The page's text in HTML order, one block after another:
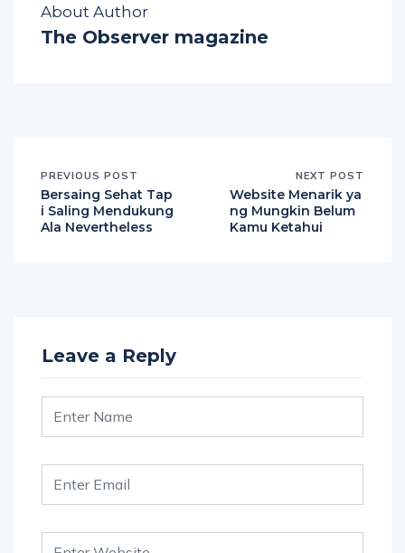
About Author
The Observer magazine
PREVIOUS POST
Bersaing Sehat Tap
i Saling Mendukung
Ala Nevertheless
NEXT POST
Website Menarik ya
ng Mungkin Belum
Kamu Ketahui
Leave a Reply